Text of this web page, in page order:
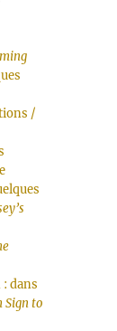
/
dans
Sign to